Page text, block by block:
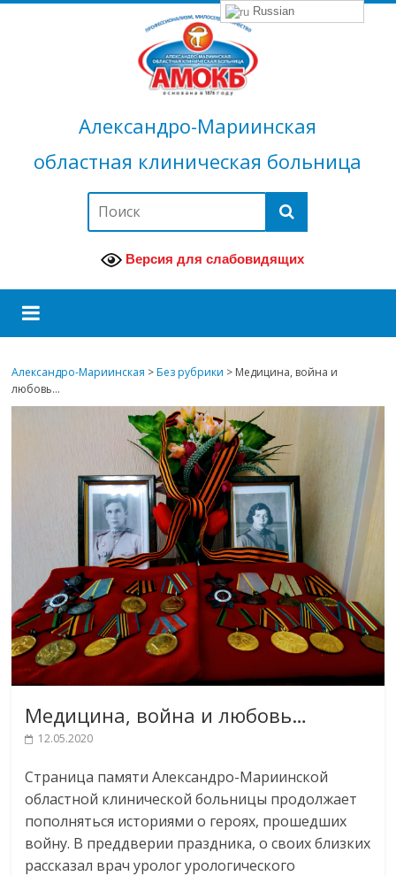
Александро-Мариинская
областная клиническая больница
Версия для слабовидящих
Александро-Мариинская >Без рубрики > Медицина, война и
любовь…
Медицина, война и любовь…
12.05.2020
Страница памяти Александро-Мариинской
областной клинической больницы продолжает
пополняться историями о героях, прошедших
войну. В преддверии праздника, о своих близких
рассказал врач уролог урологического
Russian